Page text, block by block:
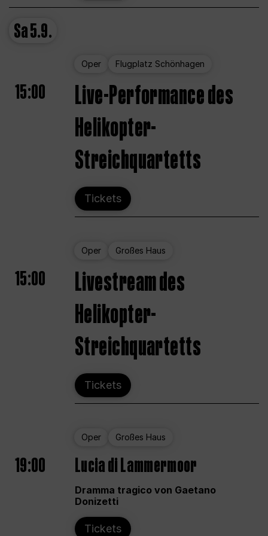
Sa5.9.
Oper Flugplatz Schönhagen
15:00
Live-Performance des
Helikopter-
Streichquartetts
Tickets
Oper Großes Haus
15:00
Livestream des
Helikopter-
Streichquartetts
Tickets
Oper Großes Haus
19:00 Lucia di Lammermoor
Dramma tragico von Gaetano
Donizetti
Tickets